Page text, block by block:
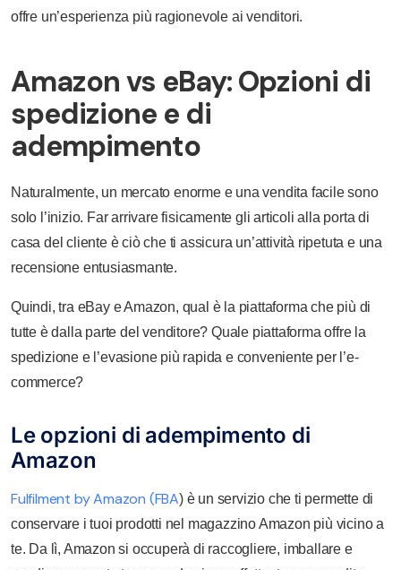
offre un’esperienza più ragionevole ai venditori.
Amazon vs eBay: Opzioni di
spedizione e di
adempimento
Naturalmente, un mercato enorme e una vendita facile sono
solo l’inizio. Far arrivare fisicamente gli articoli alla porta di
casa del cliente è ciò che ti assicura un’attività ripetuta e una
recensione entusiasmante.
Quindi, tra eBay e Amazon, qual è la piattaforma che più di
tutte è dalla parte del venditore? Quale piattaforma offre la
spedizione e l’evasione più rapida e conveniente per l’e-
commerce?
Le opzioni di adempimento di
Amazon
Fulfilment by Amazon (FBA) è un servizio che ti permette di
conservare i tuoi prodotti nel magazzino Amazon più vicino a
te. Da lì, Amazon si occuperà di raccogliere, imballare e